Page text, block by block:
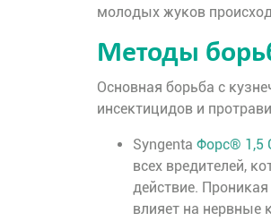
молодых жуков
Методы
Основная борьба с
инсектицидов и
Syngenta Форс® 1,5
всех вредителей,
действие.
влияет на нервные